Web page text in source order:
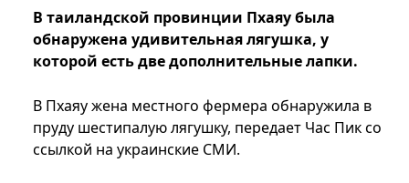
В таиландской провинции Пхаяу была
обнаружена удивительная лягушка, у
которой есть две дополнительные лапки.
В Пхаяу жена местного фермера обнаружила в
пруду шестипалую лягушку, передает Час Пик со
ссылкой на украинские СМИ.